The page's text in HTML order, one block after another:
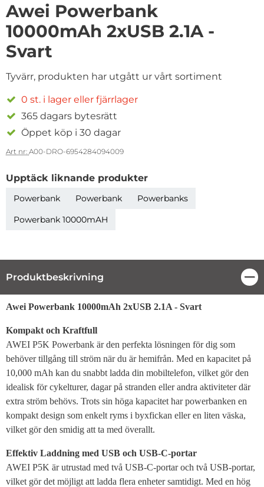
Awei Powerbank
10000mAh 2xUSB 2.1A -
Svart
Tyvärr, produkten har utgått ur vårt sortiment
0 st. i lager eller fjärrlager
365 dagars bytesrätt
Öppet köp i 30 dagar
Art nr: A00-DRO-6954284094009
Upptäck liknande produkter
Powerbank Powerbank
Powerbanks
Powerbank 10000mAH
Produktbeskrivning
Produktbeskrivning
Awei Powerbank 10000mAh 2xUSB 2.1A - Svart
Kompakt och Kraftfull
AWEI P5K Powerbank är den perfekta lösningen för dig som
behöver tillgång till ström när du är hemifrån. Med en kapacitet på
10,000 mAh kan du snabbt ladda din mobiltelefon, vilket gör den
idealisk för cykelturer, dagar på stranden eller andra aktiviteter där
extra ström behövs. Trots sin höga kapacitet har powerbanken en
kompakt design som enkelt ryms i byxfickan eller en liten väska,
vilket gör den smidig att ta med överallt.
Effektiv Laddning med USB och USB-C-portar
AWEI P5K är utrustad med två USB-C-portar och två USB-portar,
vilket gör det möjligt att ladda flera enheter samtidigt. Med en hög